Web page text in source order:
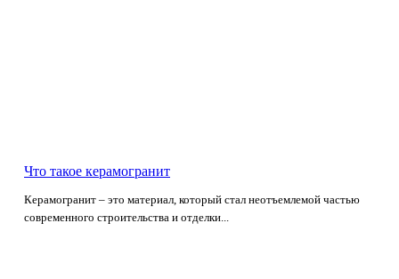
Что такое керамогранит
Керамогранит – это материал, который стал неотъемлемой частью
современного строительства и отделки...